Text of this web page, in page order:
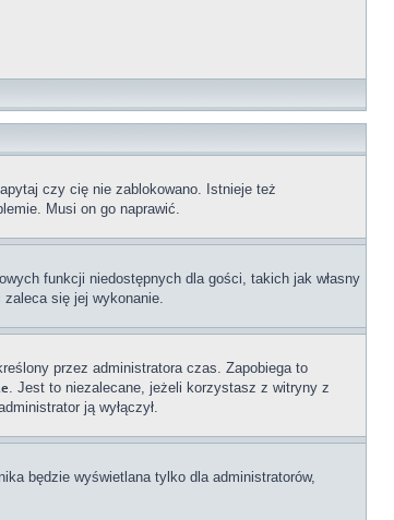
czy cię nie zablokowano. Istnieje też
Musi on go naprawić.
funkcji niedostępnych dla gości, takich jak własny
się jej wykonanie.
przez administratora czas. Zapobiega to
. Jest to niezalecane, jeżeli korzystasz z witryny z
ją wyłączył.
będzie wyświetlana tylko dla administratorów,